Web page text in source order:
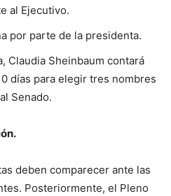
al Ejecutivo.
por parte de la presidenta.
Claudia Sheinbaum contará
días para elegir tres nombres
Senado.
deben comparecer ante las
Posteriormente, el Pleno